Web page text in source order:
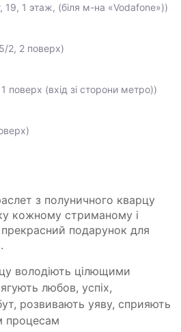
19, 1 этаж, (біля м-на «Vodafone»))
2, 2 поверх)
поверх (вхід зі сторони метро))
з полуничного кварцу
кожному стриманому і
подарунок для
володіють цілющими
любов, успіх,
розвивають уяву, сприяють
процесам